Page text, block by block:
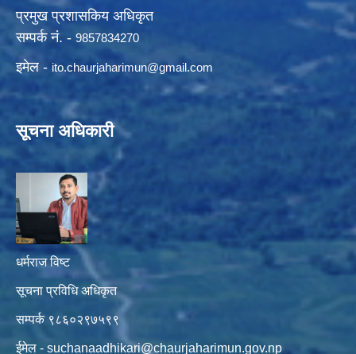
प्रमुख प्रशासकिय अधिकृत
सम्पर्क नं. - 9857834270
इमेल - ito.chaurjaharimun@gmail.com
सूचना अधिकारी
धर्मराज विष्ट
सूचना प्रविधि अधिकृत
सम्पर्क ९८६०२९७५९९
ईमेल - suchanaadhikari@chaurjaharimun.gov.np